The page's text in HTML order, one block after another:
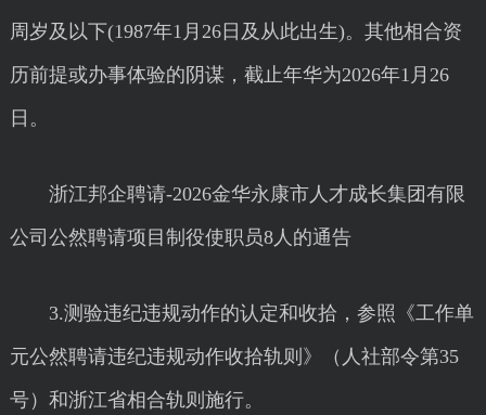
周岁及以下(1987年1月26日及从此出生)。其他相合资
历前提或办事体验的阴谋，截止年华为2026年1月26
日。
浙江邦企聘请-2026金华永康市人才成长集团有限
公司公然聘请项目制役使职员8人的通告
3.测验违纪违规动作的认定和收拾，参照《工作单
元公然聘请违纪违规动作收拾轨则》（人社部令第35
号）和浙江省相合轨则施行。